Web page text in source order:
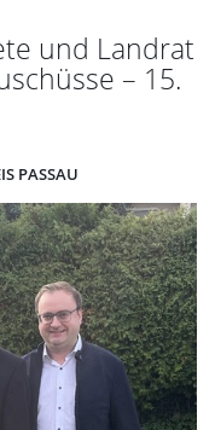
und Landrat
– 15.
PASSAU